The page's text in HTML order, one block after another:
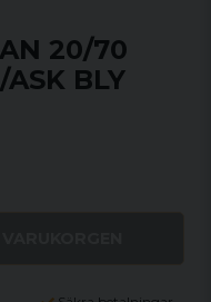
20/70
BLY